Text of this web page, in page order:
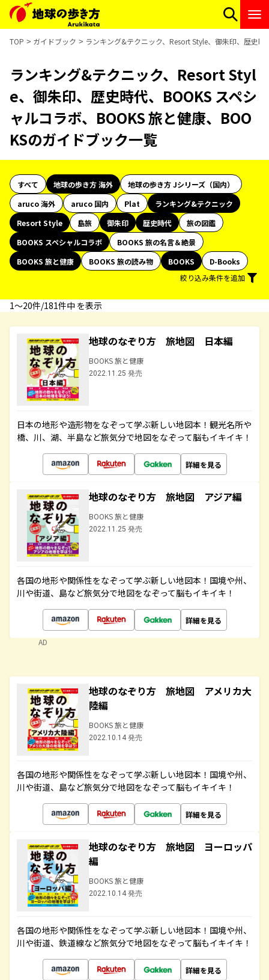
TOP ガイドブック ランキング&テクニック、Resort Style、御朱印、歴史
ランキング&テクニック、Resort Styl
e、御朱印、歴史時代、BOOKS スペシ
ャルコラボ、BOOKS 旅と健康、BOO
KSのガイドブック一覧
すべて 地球の歩き方 海外
地球の歩き方 Jシリーズ（国内）
aruco 海外
aruco 国内 Plat
ランキング&テクニック
Resort Style
島旅 御朱印 歴史時代
旅の図鑑
BOOKS スペシャルコラボ
BOOKS 旅の名言＆絶景
BOOKS 旅と健康
BOOKS 旅の読み物 BOOKS
D-Books
絞り込み条件を追加
1〜20件/181件中 を表示
地球のなぞり方 旅地図 日本編
BOOKS 旅と健康
2022.11.25 発売
日本の地形や造形物をなぞって学ぶ新しい地図本！観光名所や
橋、川、湖、半島など旅気分で地図をなぞって脳もイキイキ！
詳細を見る
地球のなぞり方 旅地図 アジア編
BOOKS 旅と健康
2022.11.25 発売
各国の地形や関係性をなぞって学ぶ新しい地図本！国境や州、
川や街道、島など旅気分で地図をなぞって脳もイキイキ！
詳細を見る
AD
地球のなぞり方 旅地図 アメリカ大
陸編
BOOKS 旅と健康
2022.10.14 発売
各国の地形や関係性をなぞって学ぶ新しい地図本！国境や州、
川や街道、島など旅気分で地図をなぞって脳もイキイキ！
詳細を見る
地球のなぞり方 旅地図 ヨーロッパ
編
BOOKS 旅と健康
2022.10.14 発売
各国の地形や関係性をなぞって学ぶ新しい地図本！国境や州、
川や街道、鉄道線など旅気分で地図をなぞって脳もイキイキ！
詳細を見る